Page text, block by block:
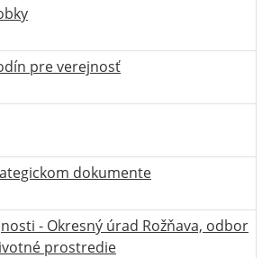
pre verejnosť
dokumente
- Okresný úrad Rožňava, odbor
prostredie